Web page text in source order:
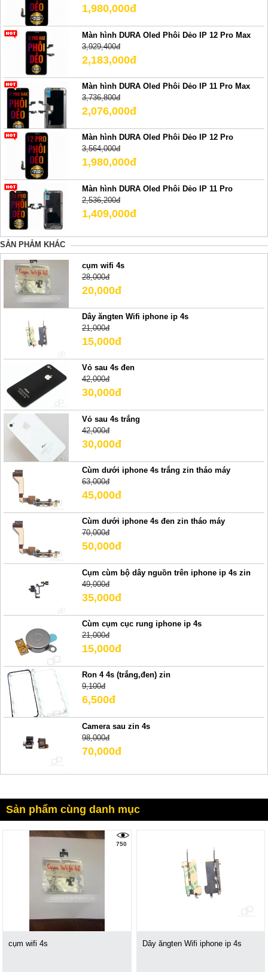
1,980,000đ
Màn hình DURA Oled Phôi Dẻo IP 12 Pro Max
3,929,400đ
2,183,000đ
Màn hình DURA Oled Phôi Dẻo IP 11 Pro Max
3,736,800đ
2,076,000đ
Màn hình DURA Oled Phôi Dẻo IP 12 Pro
3,564,000đ
1,980,000đ
Màn hình DURA Oled Phôi Dẻo IP 11 Pro
2,536,200đ
1,409,000đ
SẢN PHẢM KHÁC
cụm wifi 4s
28,000đ
20,000đ
Dây ăngten Wifi iphone ip 4s
21,000đ
15,000đ
Vỏ sau 4s đen
42,000đ
30,000đ
Vỏ sau 4s trắng
42,000đ
30,000đ
Cùm dưới iphone 4s trắng zin tháo máy
63,000đ
45,000đ
Cùm dưới iphone 4s đen zin tháo máy
70,000đ
50,000đ
Cụm cùm bộ dây nguồn trên iphone ip 4s zin
49,000đ
35,000đ
Cùm cụm cục rung iphone ip 4s
21,000đ
15,000đ
Ron 4 4s (trắng,đen) zin
9,100đ
6,500đ
Camera sau zin 4s
98,000đ
70,000đ
Sản phẩm cùng danh mục
750
cụm wifi 4s Dây ăngten Wifi iphone ip 4s